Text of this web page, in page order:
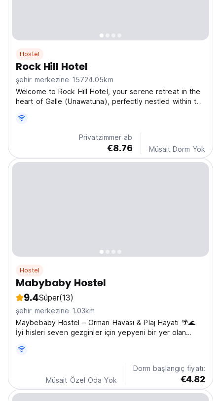
Hostel
Rock Hill Hotel
şehir merkezine 15724.05km
Welcome to Rock Hill Hotel, your serene retreat in the
heart of Galle (Unawatuna), perfectly nestled within the
charm of a boutique hotel and the convenience of
modern facilities, we offer an unforgettable...
Privatzimmer ab
€8.76 Müsait Dorm Yok
Hostel
Mabybaby Hostel
9.4Süper(13)
şehir merkezine 1.03km
Maybebaby Hostel – Orman Havası & Plaj Hayatı 🌴🌊
İyi hisleri seven gezginler için yepyeni bir yer olan
hayatı 🌞. Unawatuna Plajı'na 🏖️ 10 dakika, Jungle
Plajı'na 🌴 15 dakika yürüme mesafesinde, yemyeşil
Müsait Özel Oda Yok
Dorm başlangıç fiyatı:
€4.82